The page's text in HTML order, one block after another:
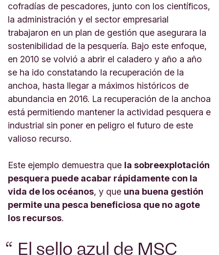
cofradías de pescadores, junto con los científicos,
la administración y el sector empresarial
trabajaron en un plan de gestión que asegurara la
sostenibilidad de la pesquería. Bajo este enfoque,
en 2010 se volvió a abrir el caladero y año a año
se ha ido constatando la recuperación de la
anchoa, hasta llegar a máximos históricos de
abundancia en 2016. La recuperación de la anchoa
está permitiendo mantener la actividad pesquera e
industrial sin poner en peligro el futuro de este
valioso recurso.
Este ejemplo demuestra que la sobreexplotación
pesquera puede acabar rápidamente con la
vida de los océanos, y que una buena gestión
permite una pesca beneficiosa que no agote
los recursos.
El sello azul de MSC